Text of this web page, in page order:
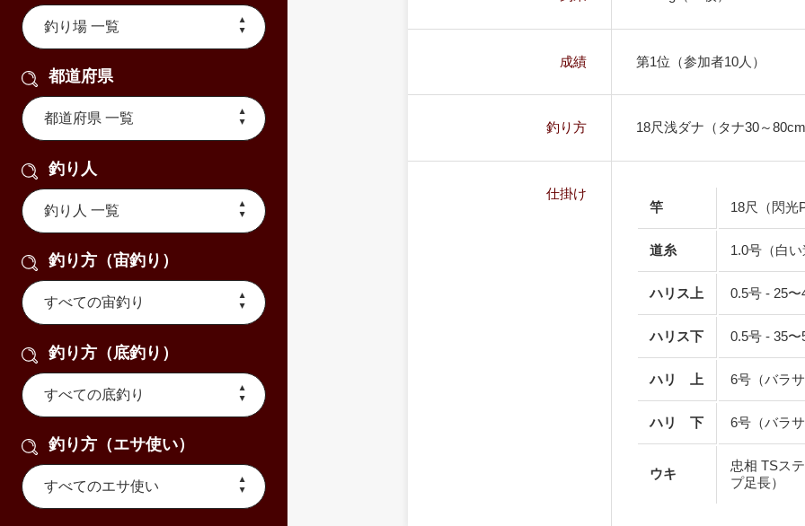
都道府県
釣り人
釣り方（宙釣り）
釣り方（底釣り）
釣り方（エサ使い）
成績 第1位（参加者10人）
釣り方 18尺浅ダナ（タナ30～
仕掛け
竿
18尺（閃光
道糸 1.0号（白
ハリス上 0.5号 - 25
ハリス下 0.5号 - 35
ハリ 上 6号（バラ
ハリ 下 6号（バラ
ウキ
忠相 TSス
プ足長）